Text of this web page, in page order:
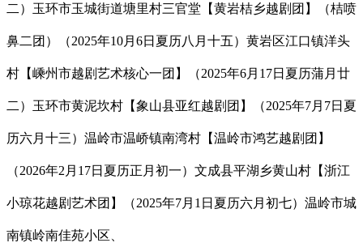
二）玉环市玉城街道塘里村三官堂【黄岩桔乡越剧团】（桔喷
鼻二团）（2025年10月6日夏历八月十五）黄岩区江口镇洋头
村【嵊州市越剧艺术核心一团】（2025年6月17日夏历蒲月廿
二）玉环市黄泥坎村【象山县亚红越剧团】（2025年7月7日夏
历六月十三）温岭市温峤镇南湾村【温岭市鸿艺越剧团】
（2026年2月17日夏历正月初一）文成县平湖乡黄山村【浙江
小琼花越剧艺术团】（2025年7月1日夏历六月初七）温岭市城
南镇岭南佳苑小区、